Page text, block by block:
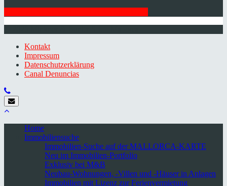
Kontakt
Impressum
Datenschutzerklärung
Canal Denuncias
Home
Immobiliensuche
Immobilien-Suche auf der MALLORCA-KARTE
Neu im Immobilien-Portfolio
Exklusiv bei M&B
Neubau-Wohnungen, -Villen und -Häuser in Anlagen
Immobilien mit Lizenz zur Ferienvermietung